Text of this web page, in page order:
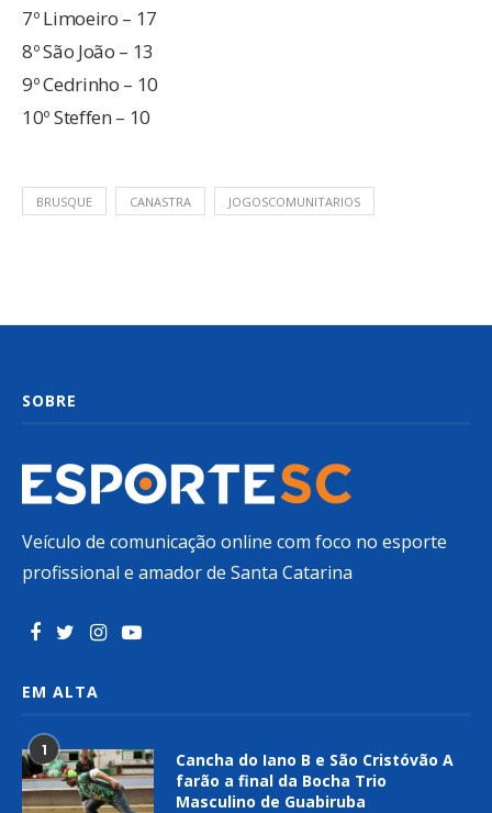
7º Limoeiro – 17
8º São João – 13
9º Cedrinho – 10
10º Steffen – 10
BRUSQUE CANASTRA JOGOSCOMUNITARIOS
SOBRE
Veículo de comunicação online com foco no esporte
profissional e amador de Santa Catarina
EM ALTA
1
Cancha do Iano B e São Cristóvão A
farão a final da Bocha Trio
Masculino de Guabiruba